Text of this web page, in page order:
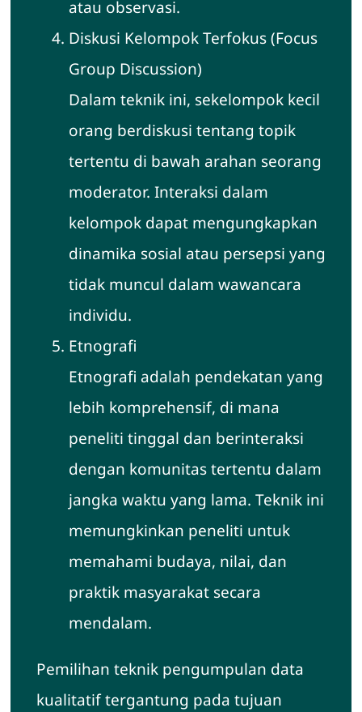
atau observasi.
Diskusi Kelompok Terfokus (Focus
Group Discussion)
Dalam teknik ini, sekelompok kecil
orang berdiskusi tentang topik
tertentu di bawah arahan seorang
moderator. Interaksi dalam
kelompok dapat mengungkapkan
dinamika sosial atau persepsi yang
tidak muncul dalam wawancara
individu.
Etnografi
Etnografi adalah pendekatan yang
lebih komprehensif, di mana
peneliti tinggal dan berinteraksi
dengan komunitas tertentu dalam
jangka waktu yang lama. Teknik ini
memungkinkan peneliti untuk
memahami budaya, nilai, dan
praktik masyarakat secara
mendalam.
Pemilihan teknik pengumpulan data
kualitatif tergantung pada tujuan